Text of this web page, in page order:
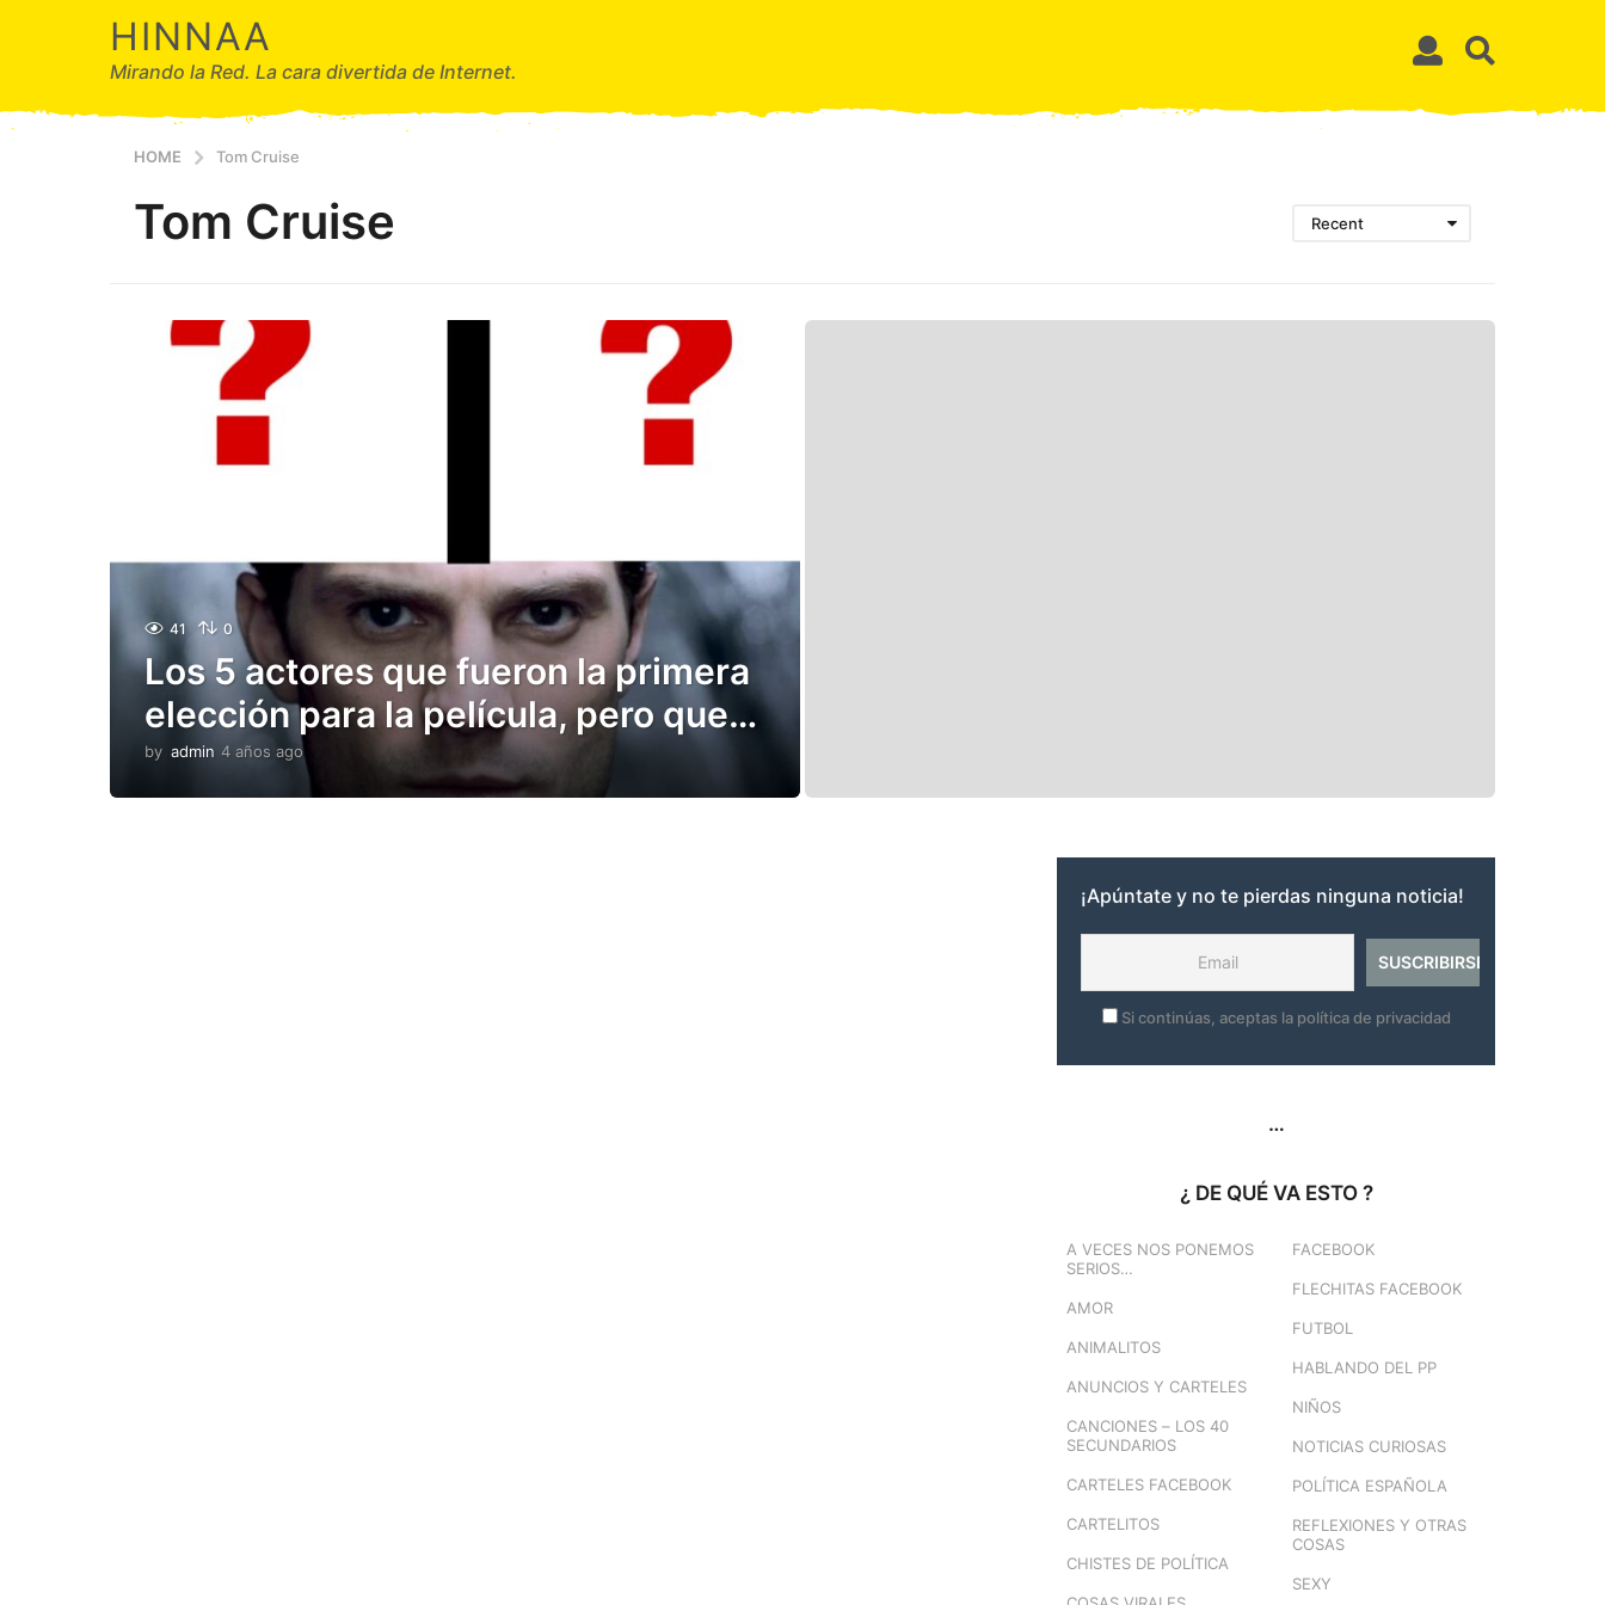
HINNAA
Mirando la Red. La cara divertida de Internet.
HOME Tom Cruise
Tom Cruise Recent
41 0
Los 5 actores que fueron la primera
elección para la película, pero que…
by admin 4 años ago4
a
ñ
¡Apúntate y no te pierdas ninguna noticia!
Si continúas, aceptas la política de privacidad
…
¿ DE QUÉ VA ESTO ?
A VECES NOS PONEMOS
SERIOS…
AMOR
ANIMALITOS
ANUNCIOS Y CARTELES
CANCIONES – LOS 40
SECUNDARIOS
CARTELES FACEBOOK
CARTELITOS
CHISTES DE POLÍTICA
FACEBOOK
FLECHITAS FACEBOOK
FUTBOL
HABLANDO DEL PP
NIÑOS
NOTICIAS CURIOSAS
POLÍTICA ESPAÑOLA
REFLEXIONES Y OTRAS
COSAS
SEXY